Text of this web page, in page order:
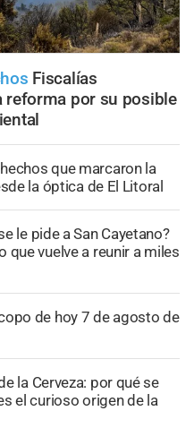
Fiscalías
reforma por su posible
que marcaron la
la óptica de El Litoral
le pide a San Cayetano?
que vuelve a reunir a miles
de hoy 7 de agosto de
la Cerveza: por qué se
el curioso origen de la